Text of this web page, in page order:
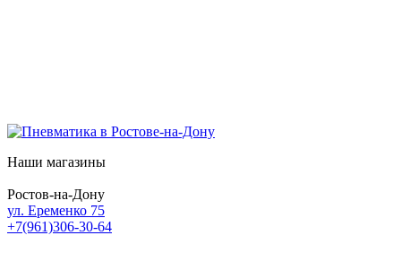
Наши магазины
Ростов-на-Дону
ул. Еременко 75
+7(961)306-30-64